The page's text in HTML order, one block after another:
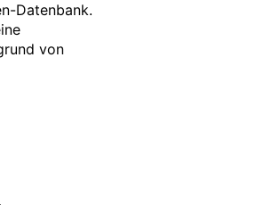
Datenbank.
von